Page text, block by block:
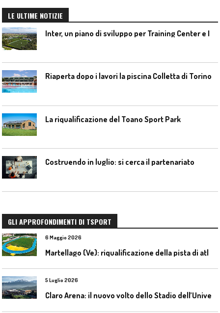
LE ULTIME NOTIZIE
Riaperta dopo i lavori la piscina Colletta di Torino
La riqualificazione del Toano Sport Park
Costruendo in luglio: si cerca il partenariato
GLI APPROFONDIMENTI DI TSPORT
6 Maggio 2026
5 Luglio 2026